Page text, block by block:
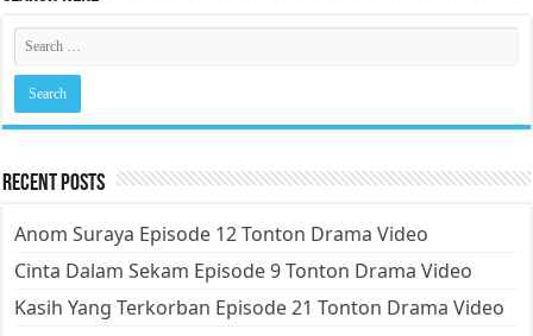
Recent Posts
Anom Suraya Episode 12 Tonton Drama Video
Cinta Dalam Sekam Episode 9 Tonton Drama Video
Kasih Yang Terkorban Episode 21 Tonton Drama Video